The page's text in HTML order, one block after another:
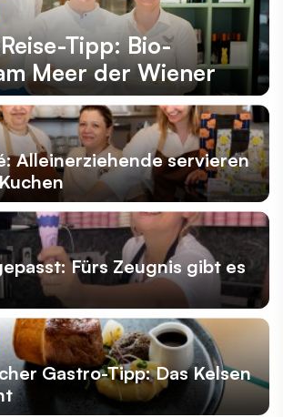
Tipp: Bio-
Meer der Wiener
Alleinerziehende servieren
Fürs Zeugnis gibt es
Gastro-Tipp: Das Kelsen